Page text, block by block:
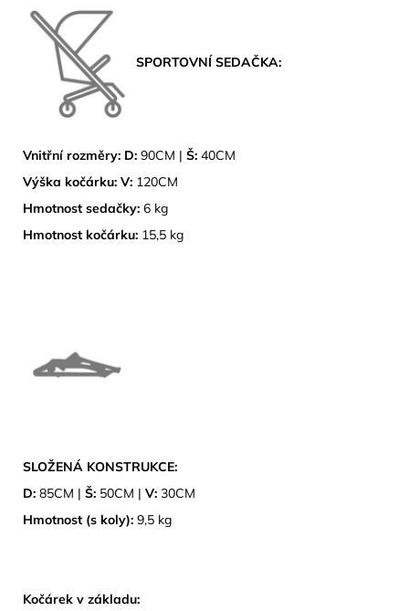
SPORTOVNÍ SEDAČKA:
Vnitřní rozměry: D: 90CM | Š: 40CM
Výška kočárku: V: 120CM
Hmotnost sedačky: 6 kg
Hmotnost kočárku: 15,5 kg
SLOŽENÁ KONSTRUKCE:
D: 85CM | Š: 50CM | V: 30CM
Hmotnost (s koly): 9,5 kg
Kočárek v základu: